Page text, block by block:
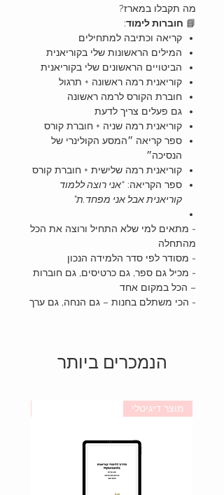
מה תקבלו במארז?
📘 חוברות לימוד:
קריאה וכתיבה למתחילים
המילים הראשונות שלי בקוריאנית
הביטויים הראשונים שלי בקוריאנית
קוריאנית רמה ראשונה + תרגול
חוברת הקורס לרמה ראשונה
גם פעלים צריך לדעת
קוריאנית רמה שניה + חוברת קורס
ספר קריאה ״המסע הקולינרי של
הנסיכה״
קוריאנית רמה שלישית + חוברת קורס
ספר הקריאה: “אני רוצה ללמוד
קוריאנית אבל אני מפחד.ת”
- מתאים למי שלא התחיל ורוצה את הכל
מהתחלה
- מסודר לפי סדר הלמידה הנכון
- מכיל גם ספר, גם כרטיסים, גם חוברות
– הכל במקום אחד
- הכי משתלם בחנות – גם הנחה, גם ערך
הנמכרים ביותר
מוצר דיגיטלי